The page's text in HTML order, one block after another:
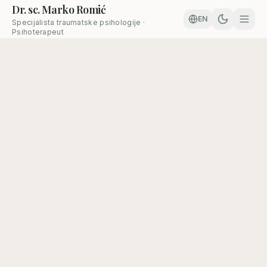
Dr. sc. Marko Romić
Specijalista traumatske psihologije ·
Psihoterapeut
EN